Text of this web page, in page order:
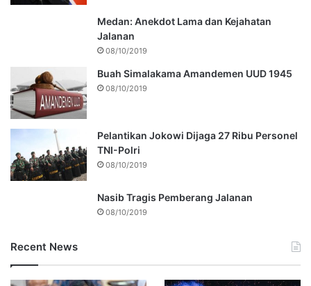
Medan: Anekdot Lama dan Kejahatan
Jalanan
08/10/2019
Buah Simalakama Amandemen UUD 1945
08/10/2019
Pelantikan Jokowi Dijaga 27 Ribu Personel
TNI-Polri
08/10/2019
Nasib Tragis Pemberang Jalanan
08/10/2019
Recent News